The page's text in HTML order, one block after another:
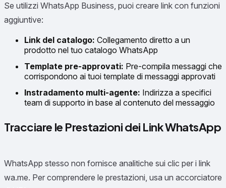
Se utilizzi WhatsApp Business, puoi creare link con funzioni
aggiuntive:
Link del catalogo: Collegamento diretto a un
prodotto nel tuo catalogo WhatsApp
Template pre-approvati: Pre-compila messaggi che
corrispondono ai tuoi template di messaggi approvati
Instradamento multi-agente: Indirizza a specifici
team di supporto in base al contenuto del messaggio
Tracciare le Prestazioni dei Link WhatsApp
WhatsApp stesso non fornisce analitiche sui clic per i link
wa.me. Per comprendere le prestazioni, usa un accorciatore